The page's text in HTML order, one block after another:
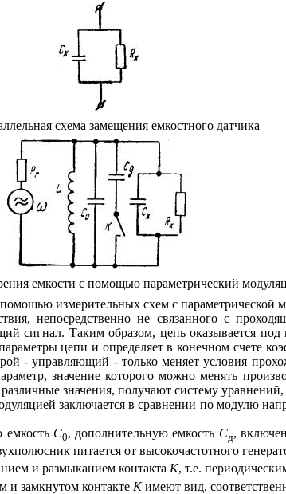
схема замещения емкостного датчика
емкости с помощью параметрический
измерительных схем с параметрической
непосредственно не связанного с
сигнал. Таким образом, цепь оказывается
цепи и определяет в конечном счете
- управляющий - только меняет условия
значение которого можно менять
значения, получают систему
заключается в сравнении по модулю
емкость С0, дополнительную емкость Сд,
питается от высокочастотного
и размыканием контакта K, т.е.
и замкнутом контакте K имеют вид,